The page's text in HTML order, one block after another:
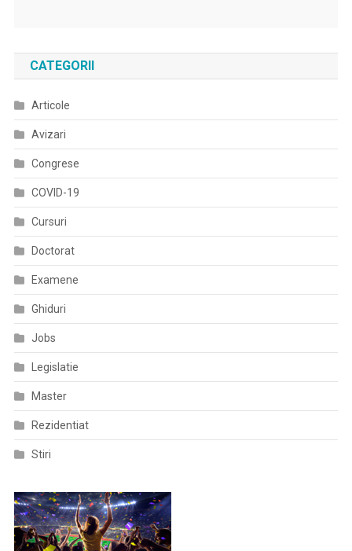
CATEGORII
Articole
Avizari
Congrese
COVID-19
Cursuri
Doctorat
Examene
Ghiduri
Jobs
Legislatie
Master
Rezidentiat
Stiri